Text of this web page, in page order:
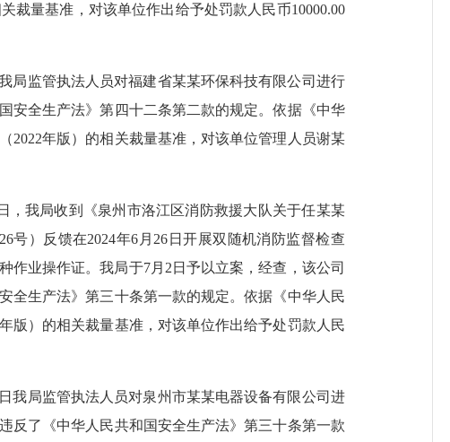
裁量基准， 对该单位作出给予处罚款人民币10000.00
局监管执法人员对福建省某某环保科技有限公司进行
安全生产法》第四十二条第二款的规定。依据《中华
2022年版）的相关裁量基准， 对该单位管理人员谢某
，我局收到《泉州市洛江区消防救援大队关于任某某
号）反馈在2024年6月26日开展双随机消防监督检查
作业操作证。我局于7月2日予以立案，经查，该公司
全生产法》第三十条第一款的规定。依据《中华人民
版）的相关裁量基准， 对该单位作出给予处罚款人民
日我局监管执法人员对泉州市某某电器设备有限公司 进
反了《中华人民共和国安全生产法》第三十条第一款